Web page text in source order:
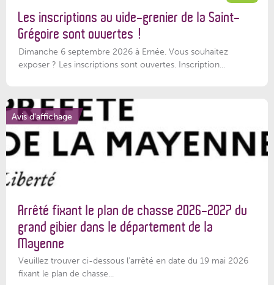
Les inscriptions au vide-grenier de la Saint-
Grégoire sont ouvertes !
Dimanche 6 septembre 2026 à Ernée. Vous souhaitez
exposer ? Les inscriptions sont ouvertes. Inscription...
Avis d'affichage
Arrêté fixant le plan de chasse 2026-2027 du
grand gibier dans le département de la
Mayenne
Veuillez trouver ci-dessous l’arrêté en date du 19 mai 2026
fixant le plan de chasse...